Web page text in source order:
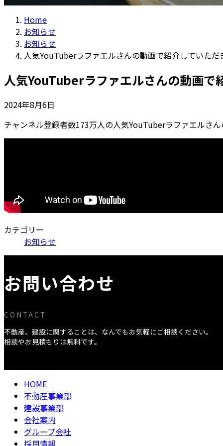
Home
お知らせ
お知らせ
人気YouTuberラファエルさんの動画で紹介していただ
人気YouTuberラファエルさんの動画で
2024年8月6日
チャンネル登録者数173万人の人気YouTuberラファエルさ
カテゴリー
お知らせ
お問い合わせ
CONTACT
不動産、建設に関することは、なんでもお気軽にご相談ください。
相談やお見積もりは無料です。
HOME
不動産事業部
建設事業部
会社案内
グループ会社